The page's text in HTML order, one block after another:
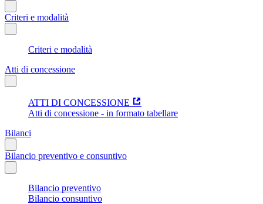
Criteri e modalità
Criteri e modalità
Atti di concessione
ATTI DI CONCESSIONE
Atti di concessione - in formato tabellare
Bilanci
Bilancio preventivo e consuntivo
Bilancio preventivo
Bilancio consuntivo